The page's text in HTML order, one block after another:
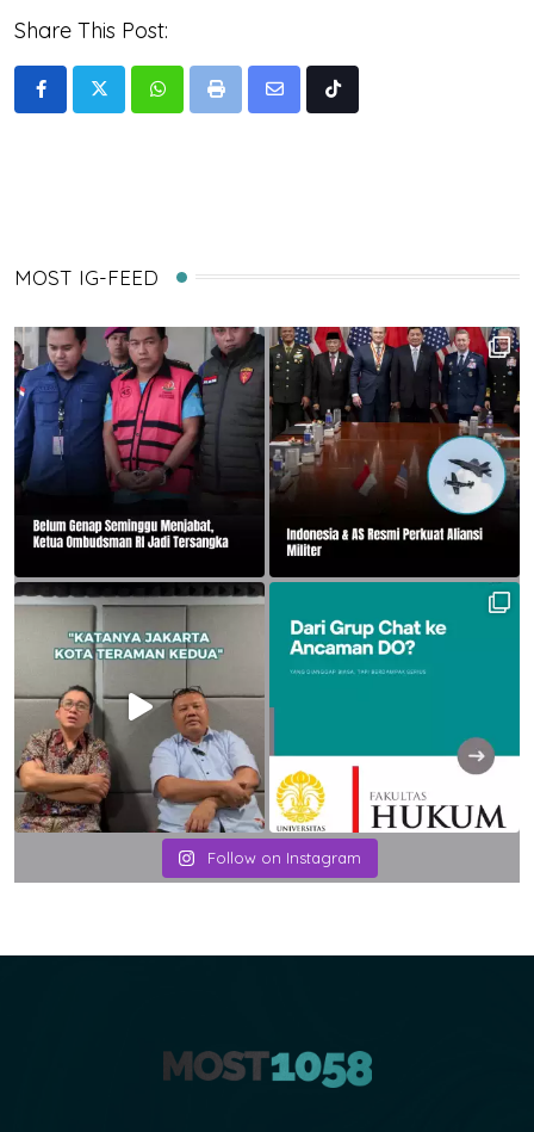
Share This Post:
WhatsappPrint
Share
Tiktok
MOST IG-FEED
Follow on Instagram